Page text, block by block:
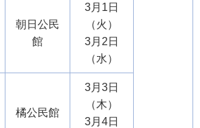
朝日公民
館
3月1日
（火）
3月2日
（水）
橘公民館
3月3日
（木）
3月4日